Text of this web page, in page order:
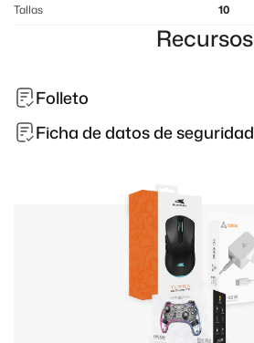
Tallas
10
Recursos
Folleto
Ficha de datos de seguridad